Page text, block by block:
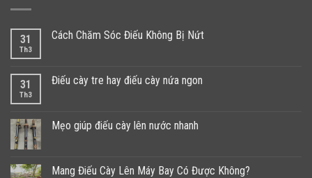
31
Th3
Cách Chăm Sóc Điếu Không Bị Nứt
31
Th3
Điếu cày tre hay điếu cày nứa ngon
Mẹo giúp điếu cày lên nước nhanh
Mang Điếu Cày Lên Máy Bay Có Được Không?